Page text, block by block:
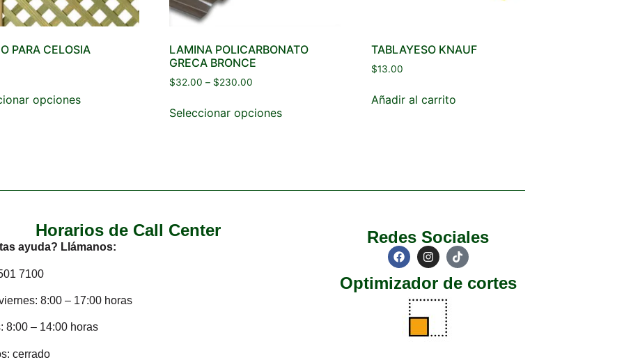
PARA CELOSIA
opciones
LAMINA POLICARBONATO
GRECA BRONCE
$32.00 – $230.00
Seleccionar opciones
TABLAYESO KNAUF
$13.00
Añadir al carrito
Horarios de Call Center
ayuda? Llámanos:
7100
8:00 – 17:00 horas
8:00 – 14:00 horas
cerrado
Redes Sociales
Optimizador de cortes